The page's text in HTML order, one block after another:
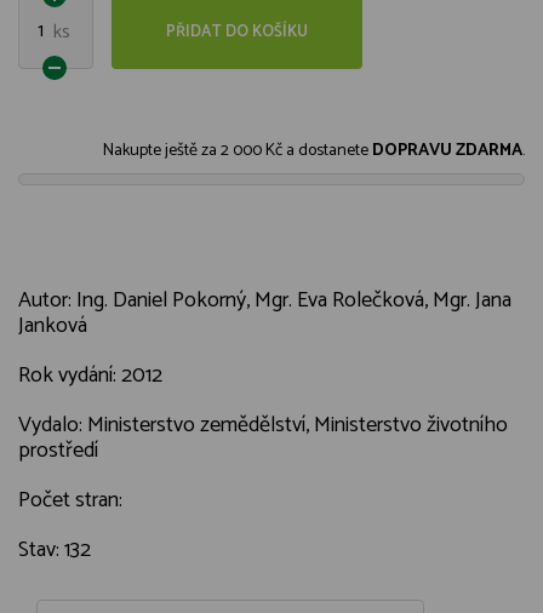
1 ks PŘIDAT DO KOŠÍKU
Nakupte ještě za2 000 Kča dostaneteDOPRAVU ZDARMA.
Autor: Ing. Daniel Pokorný, Mgr. Eva Rolečková, Mgr. Jana
Janková
Rok vydání: 2012
Vydalo: Ministerstvo zemědělství, Ministerstvo životního
prostředí
Počet stran:
Stav: 132